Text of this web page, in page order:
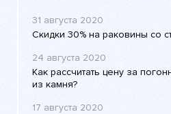
31 августа 2020
Скидки 30% на раковины со
24 августа 2020
Как рассчитать цену за
из камня?
17 августа 2020